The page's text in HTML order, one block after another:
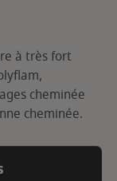
à très fort
cheminée
cheminée.